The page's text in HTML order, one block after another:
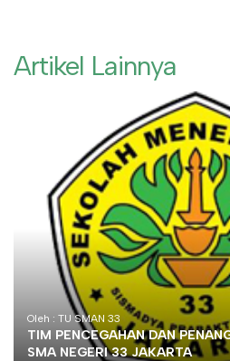
Artikel Lainnya
Oleh : TU SMAN 33
TIM PENCEGAHAN DAN
SMA NEGERI 33 JAKARTA